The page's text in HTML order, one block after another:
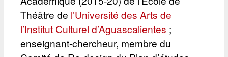
Théâtre de l’Université des Arts de
l’Institut Culturel d’Aguascalientes ;
enseignant-chercheur, membre du